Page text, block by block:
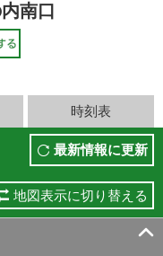
南口
時刻表
最新情報に更新
地図表示に切り替える
